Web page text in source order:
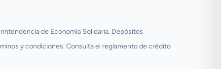
de Economía Solidaria. Depósitos
y condiciones. Consulta el reglamento de crédito